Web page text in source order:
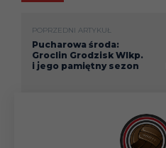
POPRZEDNI ARTYKUŁ
Pucharowa środa:
Groclin Grodzisk Wlkp.
i jego pamiętny sezon